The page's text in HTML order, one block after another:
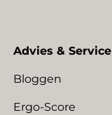
Advies & Service
Bloggen
Ergo-Score